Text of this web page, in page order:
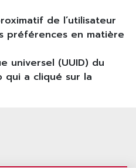
de l’utilisateur
préférences en matière
universel (UUID) du
a cliqué sur la